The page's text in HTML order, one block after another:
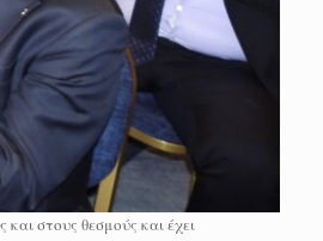
στους θεσμούς και έχει